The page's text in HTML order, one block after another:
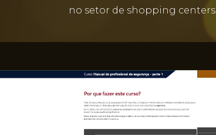
no setor de shopping centers.